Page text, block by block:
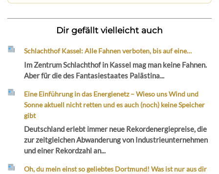
Dir gefällt vielleicht auch
Schlachthof Kassel: Alle Fahnen verboten, bis auf eine…
Im Zentrum Schlachthof in Kassel mag man keine Fahnen.
Aber für die des Fantasiestaates Palästina...
Eine Einführung in das Energienetz – Wieso uns Wind und
Sonne aktuell nicht retten und es auch (noch) keine Speicher
gibt
Deutschland erlebt immer neue Rekordenergiepreise, die
zur zeitgleichen Abwanderung von Industrieunternehmen
und einer Rekordzahl an...
Oh, du mein einst so geliebtes Dortmund! Was ist nur aus dir